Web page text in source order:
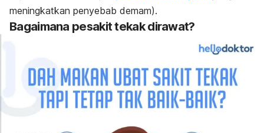
meningkatkan penyebab demam).
Bagaimana pesakit tekak dirawat?